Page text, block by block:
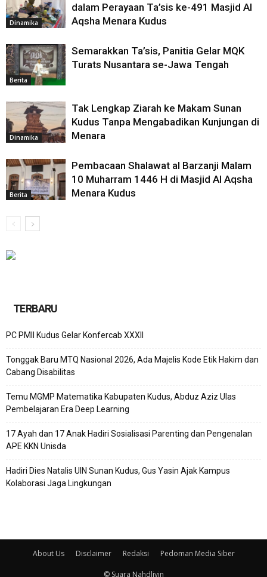
Dinamika
dalam Perayaan Ta’sis ke-491 Masjid Al
Aqsha Menara Kudus
Berita
Semarakkan Ta’sis, Panitia Gelar MQK
Turats Nusantara se-Jawa Tengah
Dinamika
Tak Lengkap Ziarah ke Makam Sunan
Kudus Tanpa Mengabadikan Kunjungan di
Menara
Berita
Pembacaan Shalawat al Barzanji Malam
10 Muharram 1446 H di Masjid Al Aqsha
Menara Kudus
TERBARU
PC PMII Kudus Gelar Konfercab XXXII
Tonggak Baru MTQ Nasional 2026, Ada Majelis Kode Etik Hakim dan
Cabang Disabilitas
Temu MGMP Matematika Kabupaten Kudus, Abduz Aziz Ulas
Pembelajaran Era Deep Learning
17 Ayah dan 17 Anak Hadiri Sosialisasi Parenting dan Pengenalan
APE KKN Unisda
Hadiri Dies Natalis UIN Sunan Kudus, Gus Yasin Ajak Kampus
Kolaborasi Jaga Lingkungan
About Us Disclaimer Redaksi Pedoman Media Siber
© Suara Nahdliyin